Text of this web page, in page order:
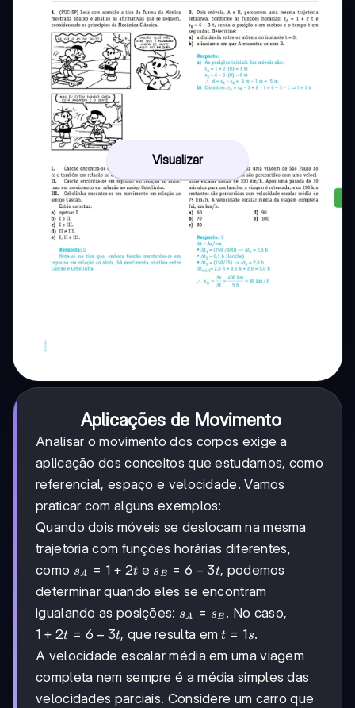
Visualizar
Aplicações de Movimento
Analisar o movimento dos corpos exige a
aplicação dos conceitos que estudamos, como
referencial, espaço e velocidade. Vamos
praticar com alguns exemplos:
Quando dois móveis se deslocam na mesma
trajetória com funções horárias diferentes,
como s_A
= 1
+
2t
sA = 1 + 2t e s_B
= 6
- 3t
sB = 6 − 3t, podemos
determinar quando eles se encontram
igualando as posições: s_A
=
s_B
sA = sB . No caso,
1
+
2t
=
6
1 + 2t = 6 − 3t, que resulta emt
=
1s
t = 1s.
A velocidade escalar média em uma viagem
completa nem sempre é a média simples das
velocidades parciais. Considere um carro que